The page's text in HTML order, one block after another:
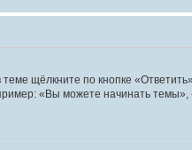
щёлкните по кнопке
«Вы можете начинать темы»,